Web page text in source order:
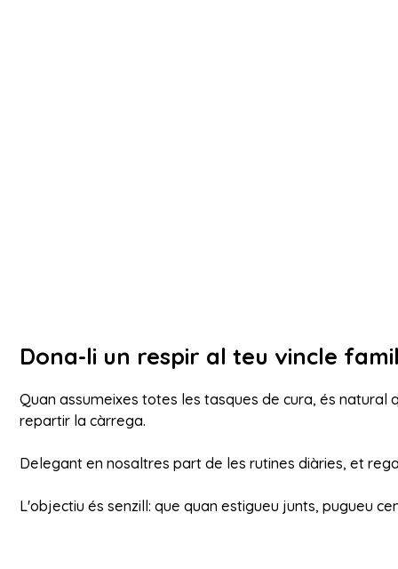
Dona-li un respir al teu vincle
Quan assumeixes totes les tasques de cura, és
repartir la càrrega.
Delegant en nosaltres part de les rutines diàries, et
L'objectiu és senzill: que quan estigueu junts, pugueu